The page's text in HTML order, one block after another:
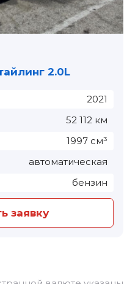
2.0L
2021
52 112 км
1997 см³
автоматическая
бензин
заявку